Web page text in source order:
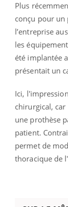
Plus
conçu pour un
l’entreprise
les
été implantée
présentait un
Ici,
chirurgical,
une prothèse
patient.
permet de
thoracique de